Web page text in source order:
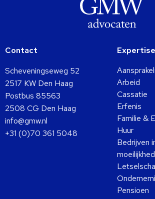
Contact
Scheveningseweg 52
2517 KW Den Haag
Postbus 85563
2508 CG Den Haag
info@gmw.nl
+31 (0)70 361 5048
Arbeid
Cassatie
Erfenis
Familie &
Huur
Bedrijven
Pensioen